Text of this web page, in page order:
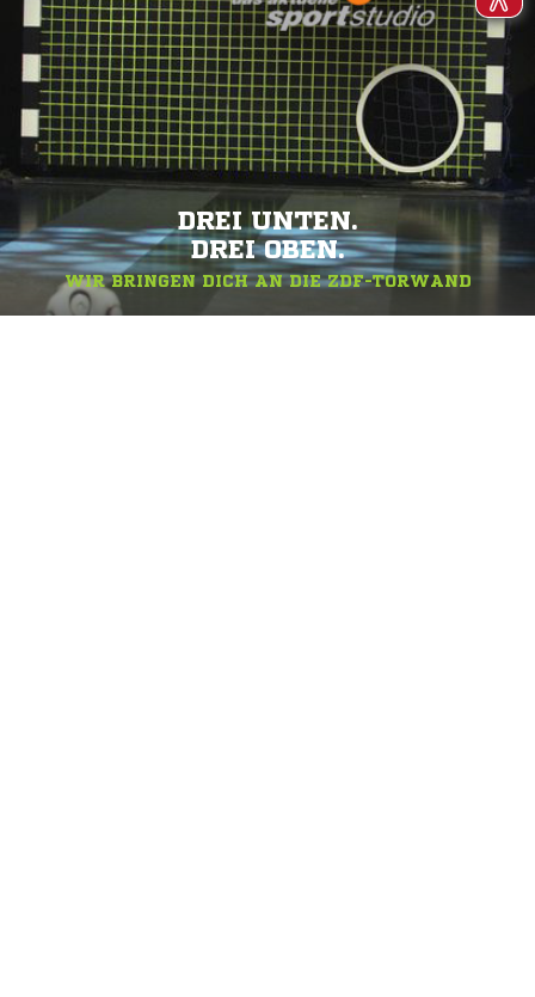
DREI UNTEN.
DREI OBEN.
WIR BRINGEN DICH AN DIE ZDF-TORWAND